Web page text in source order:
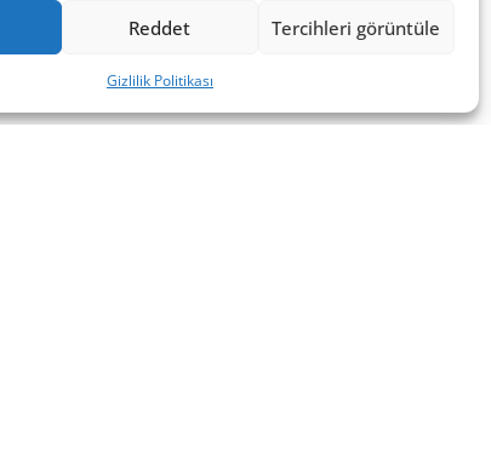
Reddet Tercihleri görüntüle
Gizlilik Politikası